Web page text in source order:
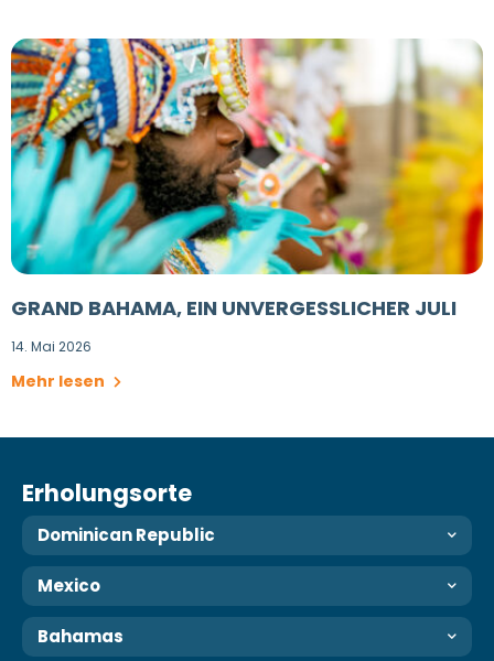
GRAND BAHAMA, EIN UNVERGESSLICHER JULI
14. Mai 2026
Mehr lesen
Erholungsorte
Dominican Republic
Mexico
Bahamas